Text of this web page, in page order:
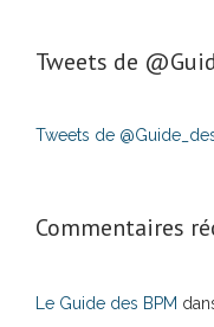
Tweets de
Tweets de
Commentaires
Le Guide des BPM